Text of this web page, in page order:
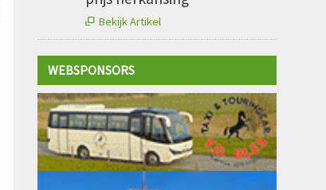
 Bekijk Artikel
WEBSPONSORS